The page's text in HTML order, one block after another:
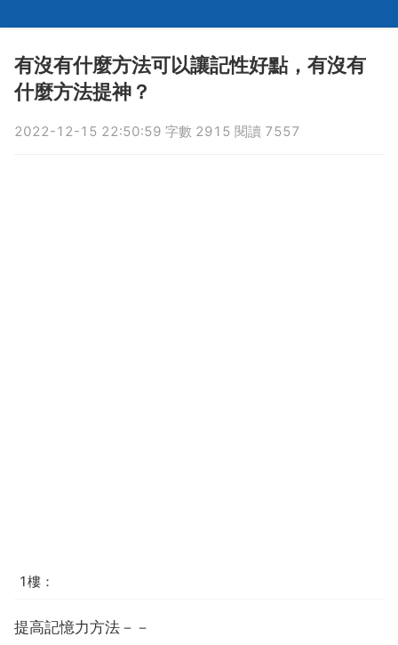
有沒有什麼方法可以讓記性好點，有沒有
什麼方法提神？
2022-12-15 22:50:59 字數 2915 閱讀 7557
1樓：
提高記憶力方法－－